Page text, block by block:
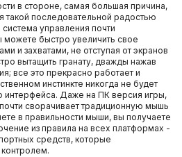
в стороне, самая большая причина,
такой последовательной радостью
система управления почти
можете быстро увеличить свое
и захватами, не отступая от экранов
вытащить гранату, дважды нажав
все это прекрасно работает и
инстинкте никогда не будет
интерфейса. Даже на ПК версия игры,
сворачивает традиционную мышь
в правильности мыши, вы получаете
из правила на всех платформах -
средств, которые